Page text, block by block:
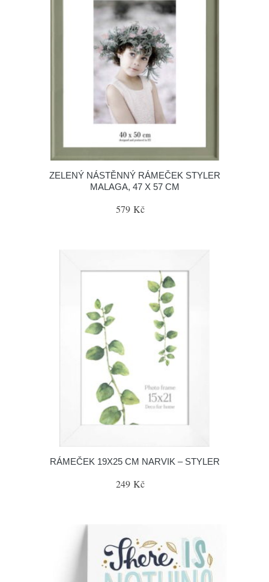
ZELENÝ NÁSTĚNNÝ RÁMEČEK STYLER
MALAGA, 47 X 57 CM
579 Kč
RÁMEČEK 19X25 CM NARVIK – STYLER
249 Kč